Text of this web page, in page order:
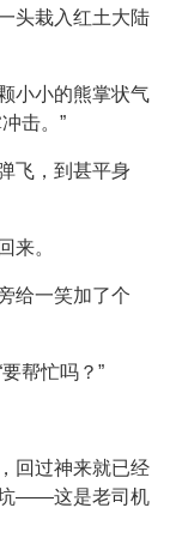
头栽入红土大陆
小小的熊掌状气
击。”
飞，到甚平身
来。
给一笑加了个
帮忙吗？”
回过神来就已经
坑——这是老司机